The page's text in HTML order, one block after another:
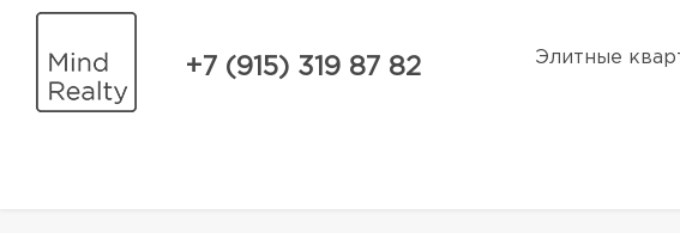
+7 (915) 319 87 82 Элитные